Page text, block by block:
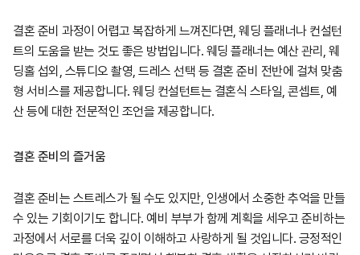
결혼 준비 과정이 어렵고 복잡하게 느껴진다면, 웨딩 플래너나 컨설턴
트의 도움을 받는 것도 좋은 방법입니다. 웨딩 플래너는 예산 관리, 웨
딩홀 섭외, 스튜디오 촬영, 드레스 선택 등 결혼 준비 전반에 걸쳐 맞춤
형 서비스를 제공합니다. 웨딩 컨설턴트는 결혼식 스타일, 콘셉트, 예
산 등에 대한 전문적인 조언을 제공합니다.
결혼 준비의 즐거움
결혼 준비는 스트레스가 될 수도 있지만, 인생에서 소중한 추억을 만들
수 있는 기회이기도 합니다. 예비 부부가 함께 계획을 세우고 준비하는
과정에서 서로를 더욱 깊이 이해하고 사랑하게 될 것입니다. 긍정적인